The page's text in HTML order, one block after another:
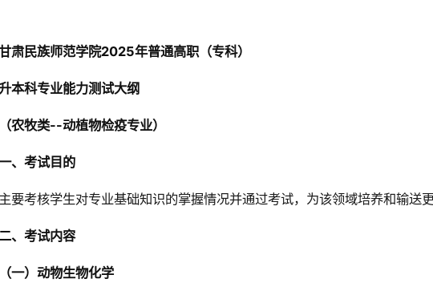
肃民族师范学院2025年普通高职（专科）
本科专业能力测试大纲
农牧类--动植物检疫专业）
、考试目的
要考核学生对专业基础知识的掌握情况并通过考试，为该领域培养和输送更
、考试内容
一）动物生物化学